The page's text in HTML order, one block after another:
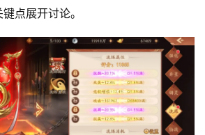
点展开讨论。